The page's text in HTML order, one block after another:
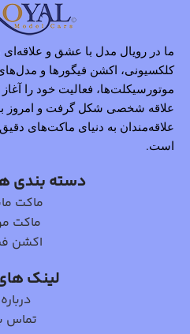
ما در رویال مدل با عشق و علاقه‌ای
کلکسیونی، اکشن فیگورها و
موتورسیکلت‌ها، فعالیت خود را
علاقه شخصی شکل گرفت و امروز
علاقه‌مندان به دنیای ماکت‌های
است.
دسته بندی
ماکت
ماکت
اکشن
لینک
تماس